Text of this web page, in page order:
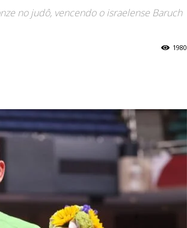
no judô, vencendo o israelense Baruch
1980